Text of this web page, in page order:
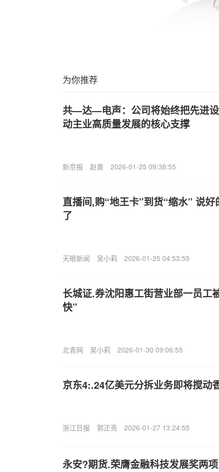
为你推荐
共—达—电声：公司将始终把先进
动主业高质量发展的核心支撑
新京报 赵普 2026-01-25 09:38:55
直播间,购“地王卡”到货“缩水” 说
了
天眼新闻 吴小莉 2026-01-25 04:53:55
长城证.券沈阳惠工街营业部一员工
快”
北青网 吴小莉 2026-01-30 09:06:55
京东4:.24亿美元分拆业务即将搅动
浙江日报 郭正亮 2026-01-27 13:24:55
永安?期货.荣膺金融科技发展奖两